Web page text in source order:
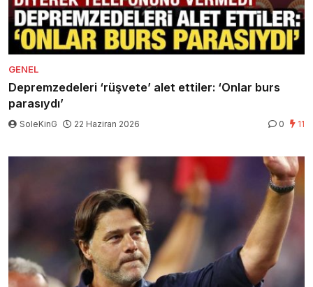
GENEL
Depremzedeleri ‘rüşvete’ alet ettiler: ‘Onlar burs
parasıydı’
SoleKinG 22 Haziran 2026 0 11